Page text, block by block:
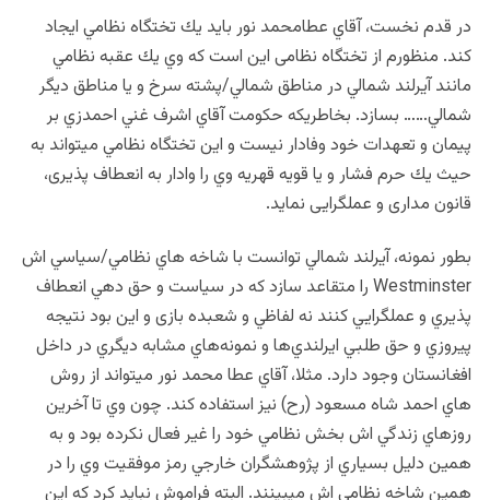
در قدم نخست، آقاي عطامحمد نور بايد يك تختگاه نظامي ايجاد
كند. منظورم از تختگاه نظامی اين است كه وي يك عقبه نظامي
مانند آيرلند شمالي در مناطق شمالي/پشته سرخ و يا مناطق ديگر
شمالي…… بسازد. بخاطريكه حكومت آقاي اشرف غني احمدزي بر
پيمان و تعهدات خود وفادار نيست و اين تختگاه نظامي ميتواند به
حيث يك حرم فشار و يا قويه قهريه وي را وادار به انعطاف پذيری،
قانون مداری و عملگرايی نمايد.
بطور نمونه، آيرلند شمالي توانست با شاخه هاي نظامي/سياسي اش
Westminster را متقاعد سازد كه در سياست و حق دهي انعطاف
پذيري و عملگرايي كنند نه لفاظي و شعبده بازی و اين بود نتيجه
پيروزي و حق طلبي ايرلندي‌ها و نمونه‌هاي مشابه ديگري در داخل
افغانستان وجود دارد. مثلا، آقاي عطا محمد نور ميتواند از روش
هاي احمد شاه مسعود (رح) نيز استفاده كند. چون وي تا آخرين
روزهاي زندگي اش بخش نظامي خود را غير فعال نكرده بود و به
همين دليل بسياري از پژوهشگران خارجي رمز موفقيت وي را در
همين شاخه نظامي اش ميبينند. البته فراموش نبايد كرد كه اين